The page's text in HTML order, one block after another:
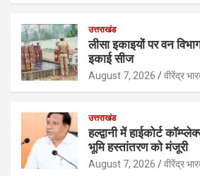
उत्तराखंड
लीसा इकाइयों पर वन विभाग
इकाई सीज
August 7, 2026 वीरेंद्र
उत्तराखंड
हल्द्वानी में हाईकोर्ट
भूमि हस्तांतरण को मंजूरी
August 7, 2026 वीरेंद्र